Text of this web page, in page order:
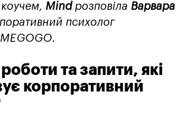
Mind розповіла Варвара
психолог
та запити, які
корпоративний